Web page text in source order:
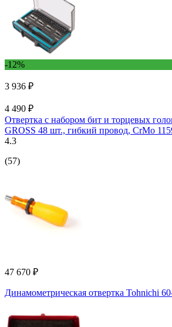
-12%
3 936 ₽
4 490 ₽
Отвертка с набором бит и торцевых
GROSS 48 шт., гибкий провод, CrMo
4.3
(57)
47 670 ₽
Динамометрическая отвертка Tohnichi